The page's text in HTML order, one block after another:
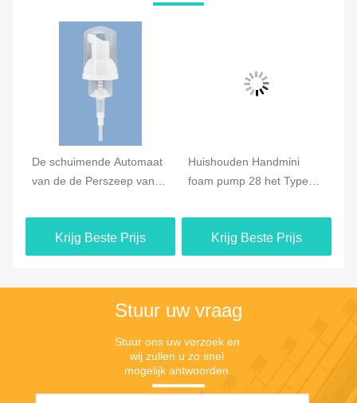
De schuimende Automaat
van de de Perszeep van
Effect 28 Pomp 410
Krijg Beste Prijs
Huishouden Handmini
foam pump 28 het Type
Gebruik van Skincare
Krijg Beste Prijs
Stuur uw vraag
Stuur ons uw verzoek en
wij zullen u zo snel
mogelijk antwoorden.